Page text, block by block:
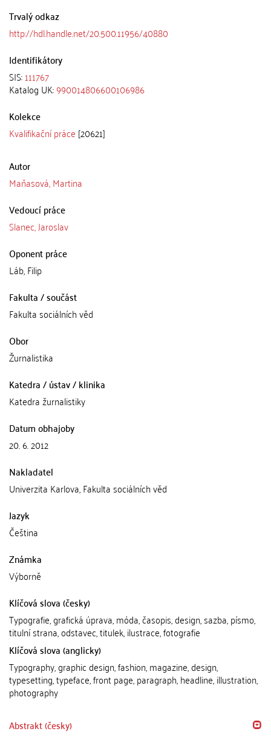
Trvalý odkaz
http://hdl.handle.net/20.500.11956/40880
Identifikátory
SIS:111767
Katalog UK:990014806600106986
Kolekce
Kvalifikační práce [20621]
Autor
Maňasová, Martina
Vedoucí práce
Slanec, Jaroslav
Oponent práce
Láb, Filip
Fakulta / součást
Fakulta sociálních věd
Obor
Žurnalistika
Katedra / ústav / klinika
Katedra žurnalistiky
Datum obhajoby
20. 6. 2012
Nakladatel
Univerzita Karlova, Fakulta sociálních věd
Jazyk
Čeština
Známka
Výborně
Klíčová slova (česky)
Typografie, grafická úprava, móda, časopis, design, sazba, písmo,
titulní strana, odstavec, titulek, ilustrace, fotografie
Klíčová slova (anglicky)
Typography, graphic design, fashion, magazine, design,
typesetting, typeface, front page, paragraph, headline, illustration,
photography
Abstrakt (česky)